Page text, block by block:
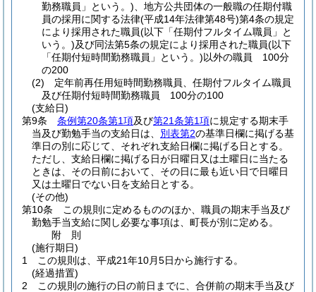
勤務職員」という。) 、地方公共団体の一般職の任期付職
員の採用に関する法律(平成14年法律第48号)第4条の規定
により採用された職員(以下「任期付フルタイム職員」と
いう。)及び同法第5条の規定により採用された職員(以下
「任期付短時間勤務職員」という。)以外の職員 100分
の200
(2)
定年前再任用短時間勤務職員、任期付フルタイム職員
及び任期付短時間勤務職員 100分の100
(支給日)
第9条
条例第20条第1項及び第21条第1項に規定する期末手
当及び勤勉手当の支給日は、 別表第2の基準日欄に掲げる基
準日の別に応じて、それぞれ支給日欄に掲げる日とする。
ただし、支給日欄に掲げる日が日曜日又は土曜日に当たる
ときは、その日前において、その日に最も近い日で日曜日
又は土曜日でない日を支給日とする。
(その他)
第10条
この規則に定めるもののほか、職員の期末手当及び
勤勉手当支給に関し必要な事項は、町長が別に定める。
附 則
(施行期日)
1
この規則は、平成21年10月5日から施行する。
(経過措置)
2
この規則の施行の日の前日までに、合併前の期末手当及び